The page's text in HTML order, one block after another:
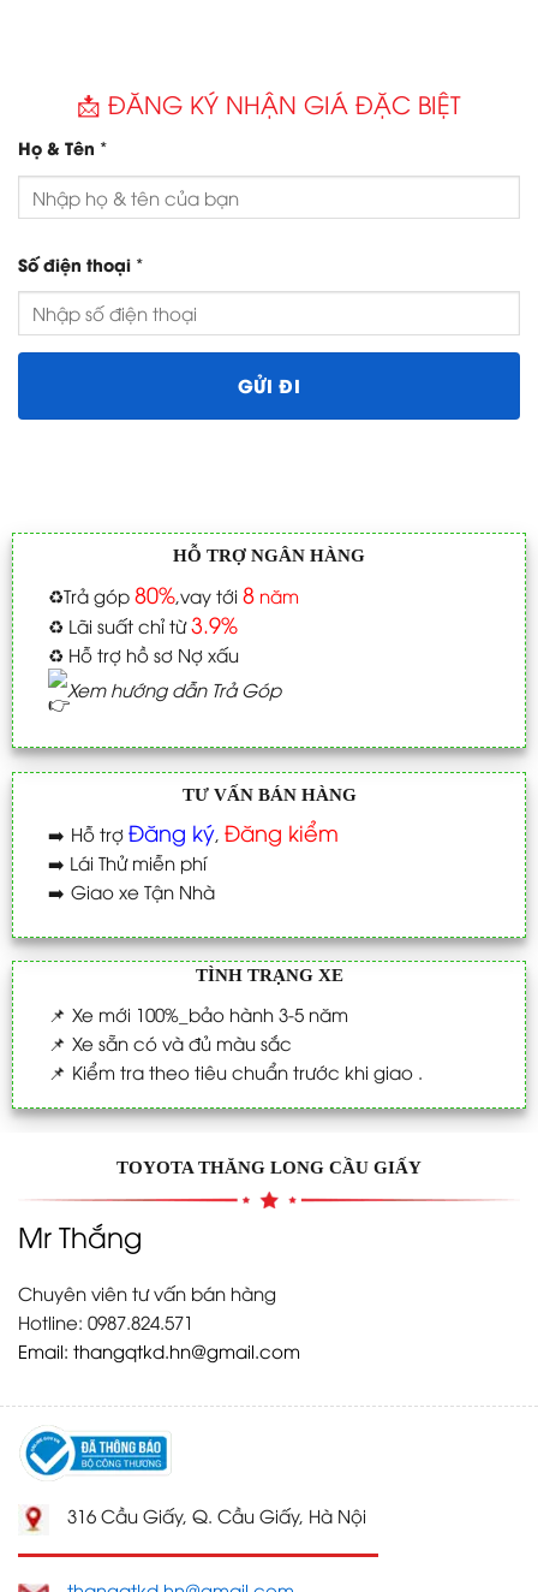
📩 ĐĂNG KÝ NHẬN GIÁ ĐẶC BIỆT
Họ & Tên *
Số điện thoại *
HỖ TRỢ NGÂN HÀNG
♻️Trả góp 80%,vay tới 8năm
♻️ Lãi suất chỉ từ3.9%
♻️ Hỗ trợ hồ sơ Nợ xấu
Xem hướng dẫn Trả Góp
TƯ VẤN BÁN HÀNG
➡️ Hỗ trợ Đăng ký, Đăng kiểm
➡️ Lái Thử miễn phí
➡️ Giao xe Tận Nhà
TÌNH TRẠNG XE
📌 Xe mới 100%_bảo hành 3-5 năm
📌 Xe sẵn có và đủ màu sắc
📌 Kiểm tra theo tiêu chuẩn trước khi giao .
TOYOTA THĂNG LONG CẦU GIẤY
Mr Thắng
Chuyên viên tư vấn bán hàng
Hotline: 0987.824.571
Email: thangqtkd.hn@gmail.com
316 Cầu Giấy, Q. Cầu Giấy, Hà Nội